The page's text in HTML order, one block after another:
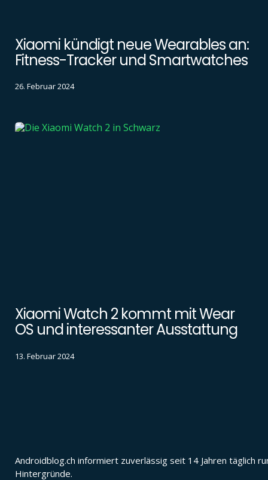
Xiaomi kündigt neue Wearables an:
Fitness-Tracker und Smartwatches
26. Februar 2024
Xiaomi Watch 2 kommt mit Wear
OS und interessanter Ausstattung
13. Februar 2024
Androidblog.ch informiert zuverlässig seit 14 Jahren täglich
Hintergründe.